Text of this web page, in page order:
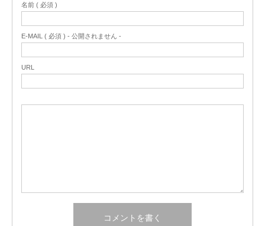
名前 ( 必須 )
E-MAIL ( 必須 ) - 公開されません -
URL